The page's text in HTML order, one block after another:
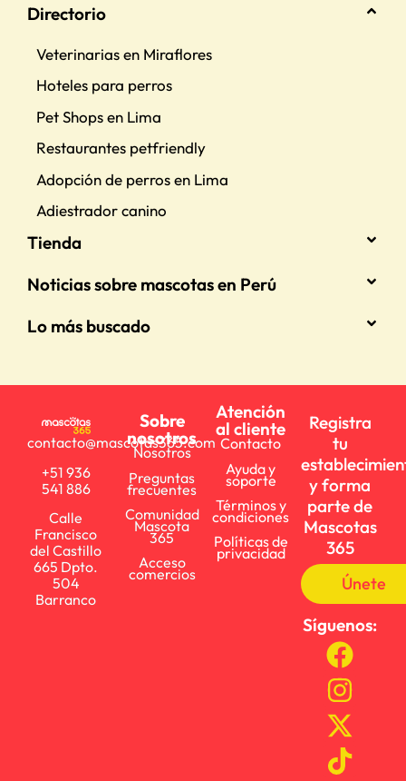
Directorio
Veterinarias en Miraflores
Hoteles para perros
Pet Shops en Lima
Restaurantes petfriendly
Adopción de perros en Lima
Adiestrador canino
Tienda
Noticias sobre mascotas en Perú
Lo más buscado
contacto@mascotas365.com
+51 936
541 886
Calle
Francisco
del Castillo
665 Dpto.
504
Barranco
Sobre
nosotros
Nosotros
Preguntas
frecuentes
Comunidad
Mascota
365
Acceso
comercios
Atención
al cliente
Contacto
Ayuda y
soporte
Términos y
condiciones
Políticas de
privacidad
Registra
tu
y forma
parte de
Mascotas
365
Únete
Síguenos: